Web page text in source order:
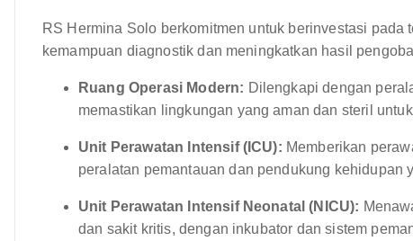
RS Hermina Solo berkomitmen untuk berinvestasi
kemampuan diagnostik dan meningkatkan hasil
Ruang Operasi Modern: Dilengkapi dengan
memastikan lingkungan yang aman dan steril
Unit Perawatan Intensif (ICU): Memberikan
peralatan pemantauan dan pendukung kehidupan
Unit Perawatan Intensif Neonatal (NICU):
dan sakit kritis, dengan inkubator dan sistem